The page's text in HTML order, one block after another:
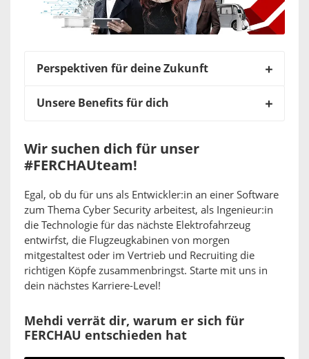
Perspektiven für deine Zukunft
Unsere Benefits für dich
Wir suchen dich für unser
#FERCHAUteam!
Egal, ob du für uns als Entwickler:in an einer Software
zum Thema Cyber Security arbeitest, als Ingenieur:in
die Technologie für das nächste Elektrofahrzeug
entwirfst, die Flugzeugkabinen von morgen
mitgestaltest oder im Vertrieb und Recruiting die
richtigen Köpfe zusammenbringst. Starte mit uns in
dein nächstes Karriere-Level!
Mehdi verrät dir, warum er sich für
FERCHAU entschieden hat